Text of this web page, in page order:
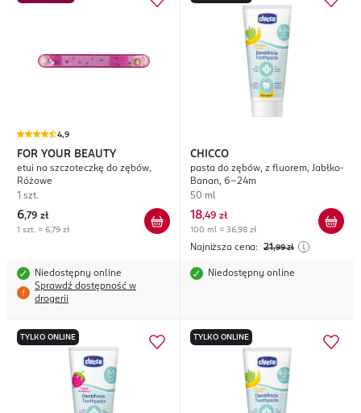
4,9
FOR YOUR BEAUTY
etui na szczoteczkę do zębów,
Różowe
1 szt.
6,79 zł
1 szt. = 6,79 zł
Niedostępny online
Sprawdź dostępność w
drogerii
CHICCO
pasta do zębów, z fluorem, Jabłko-
Banan, 6-24m
50 ml
18,49 zł
100 ml = 36,98 zł
Najniższa cena: 21,99 zł
Niedostępny online
TYLKO ONLINE TYLKO ONLINE